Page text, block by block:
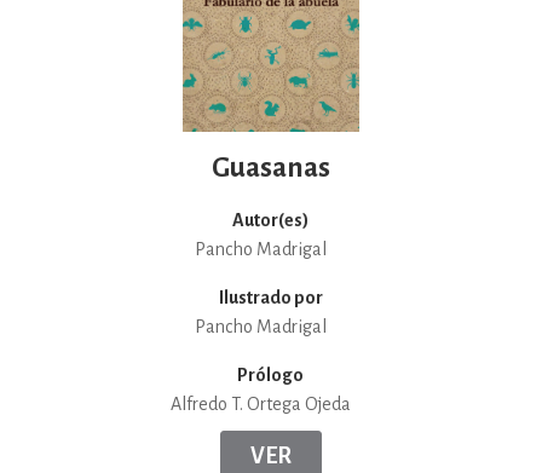
Guasanas
Autor(es)
Pancho Madrigal
Ilustrado por
Pancho Madrigal
Prólogo
Alfredo T. Ortega Ojeda
VER